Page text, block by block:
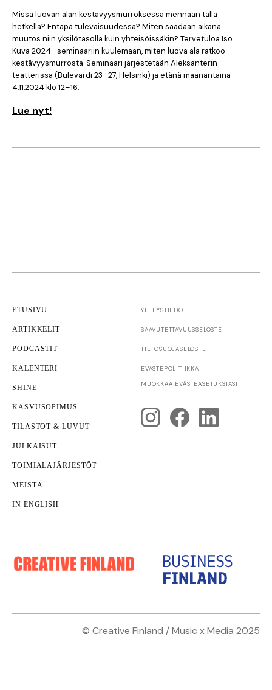
Missä luovan alan kestävyysmurroksessa mennään tällä
hetkellä? Entäpä tulevaisuudessa? Miten saadaan aikana
muutos niin yksilötasolla kuin yhteisöissäkin? Tervetuloa Iso
Kuva 2024 -seminaariin kuulemaan, miten luova ala ratkoo
kestävyysmurrosta. Seminaari järjestetään Aleksanterin
teatterissa (Bulevardi 23–27, Helsinki) ja etänä maanantaina
4.11.2024 klo 12–16.
Lue nyt!
ETUSIVU
ARTIKKELIT
PODCASTIT
KALENTERI
SHINE
KASVUSOPIMUS
TILASTOT & LUVUT
JULKAISUT
TOIMIALAJÄRJESTÖT
MEISTÄ
IN ENGLISH
YHTEYSTIEDOT
SAAVUTETTAVUUS­SELOSTE
TIETOSUOJASELOSTE
EVÄSTEPOLITIIKKA
MUOKKAA EVÄSTEASETUKSIASI
© Creative Finland / Music x Media 2025